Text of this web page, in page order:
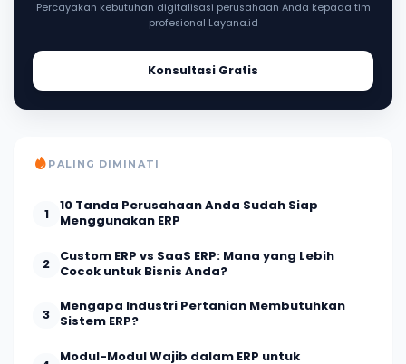
Percayakan kebutuhan digitalisasi perusahaan Anda kepada tim
profesional Layana.id
Konsultasi Gratis
PALING DIMINATI
1
10 Tanda Perusahaan Anda Sudah Siap
Menggunakan ERP
2
Custom ERP vs SaaS ERP: Mana yang Lebih
Cocok untuk Bisnis Anda?
3
Mengapa Industri Pertanian Membutuhkan
Sistem ERP?
Modul-Modul Wajib dalam ERP untuk